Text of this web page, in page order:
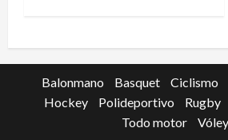
c
i
Balonmano Basquet Ciclismo
Hockey
Polideportivo Rugby
Todo motor
Vóley